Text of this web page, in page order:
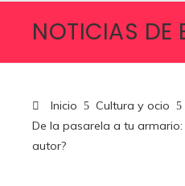
NOTICIAS DE
Inicio
Cultura y ocio
De la pasarela a tu
autor?